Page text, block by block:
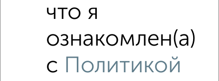
что я
ознакомлен(а)
с Политикой